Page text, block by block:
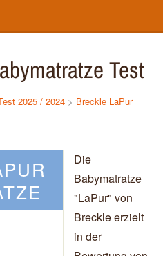
Test
2025 / 2024 > Breckle LaPur
Die
Babymatratze
"LaPur" von
Breckle erzielt
in der